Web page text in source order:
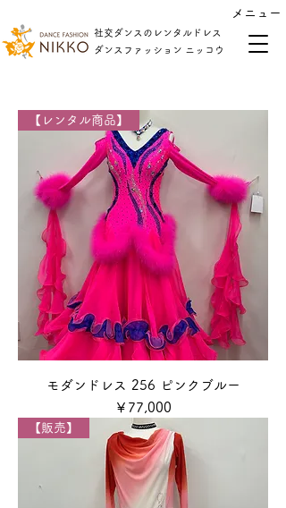
社交ダンスのレンタルドレス
​ダンスファッション ニッコウ
​メニュー
【レンタル商品】
モダンドレス 256 ピンクブルー
価格
￥77,000
【販売】